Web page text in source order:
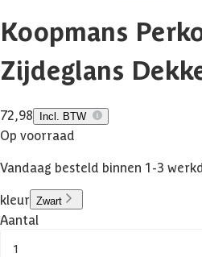
Koopmans
Zijdeglans
72,98 Incl. BTW
Op voorraad
Vandaag besteld binnen 1-3
kleur Zwart
Aantal
1